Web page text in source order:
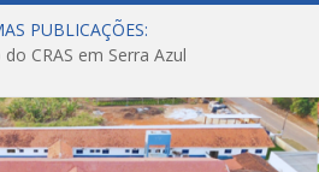
PUBLICAÇÕES:
CRAS em Serra Azul